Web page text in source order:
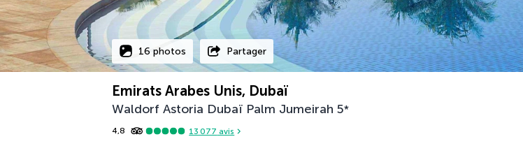
16 photos Partager
Emirats Arabes Unis, Dubaï
Waldorf Astoria Dubaï Palm Jumeirah 5*
4,8 13 077 avis